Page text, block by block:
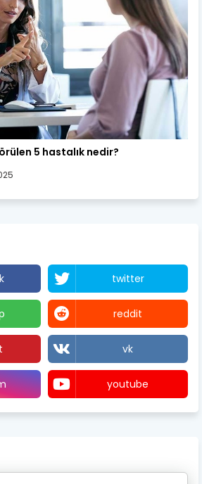
5 hastalık nedir?
twitter
reddit
vk
youtube